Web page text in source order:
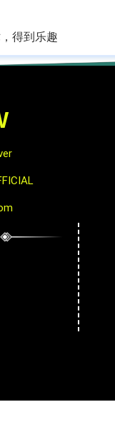
得到乐趣